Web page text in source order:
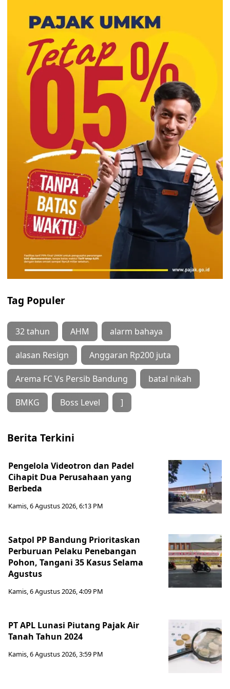
Tag Populer
32 tahun AHM alarm bahaya
alasan Resign Anggaran Rp200 juta
Arema FC Vs Persib Bandung batal nikah
BMKG Boss Level ]
Berita Terkini
Pengelola Videotron dan Padel
Cihapit Dua Perusahaan yang
Berbeda
Kamis, 6 Agustus 2026, 6:13 PM
Satpol PP Bandung Prioritaskan
Perburuan Pelaku Penebangan
Pohon, Tangani 35 Kasus Selama
Agustus
Kamis, 6 Agustus 2026, 4:09 PM
PT APL Lunasi Piutang Pajak Air
Tanah Tahun 2024
Kamis, 6 Agustus 2026, 3:59 PM